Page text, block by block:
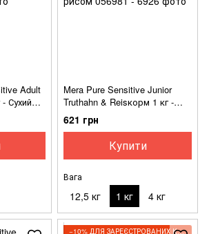
Adult
Сухий
з
Mera Pure Sensitive Junior
Truthahn & Reisкорм 1 кг -
Сухий корм для юніорів з
індичкою та рисом
621 грн
Купити
Вага
12,5 кг 1 кг 4 кг
−10% ДЛЯ ЗАРЕЄСТРОВАНИХ КЛІЄНТІВ